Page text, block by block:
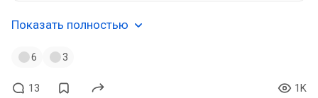
Показать полностью
6 3
13 1K